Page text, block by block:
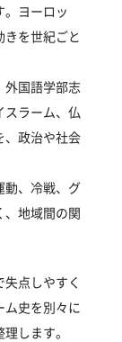
ヨーロッ
を世紀ごと
外国語学部志
スラーム、仏
、政治や社会
動、冷戦、グ
、地域間の関
点しやすく
史を別々に
します。